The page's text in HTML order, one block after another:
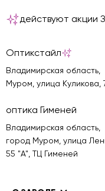
действуют акции
Оптикстайл
Владимирская область,
Муром, улица Куликова,
оптика Гименей
Владимирская область,
город Муром, улица
55 "А", ТЦ Гименей